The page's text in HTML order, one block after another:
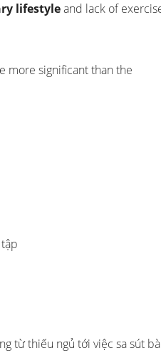
lifestyleand lack of
more significant than the
từ thiếu ngủ tới việc sa sút